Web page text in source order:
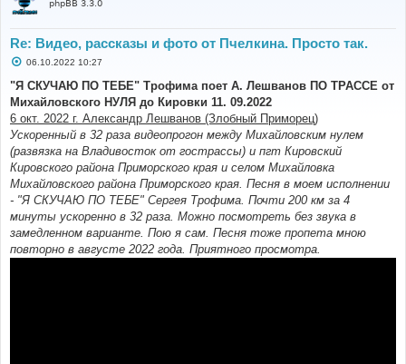
phpBB 3.3.0
Re: Видео, рассказы и фото от Пчелкина. Просто так.
С
о
б
щ
е
н
и
е
06.10.2022 10:27
"Я СКУЧАЮ ПО ТЕБЕ" Трофима поет А. Лешванов ПО ТРАССЕ от
Михайловского НУЛЯ до Кировки 11. 09.2022
6 окт. 2022 г. Александр Лешванов (Злобный Приморец)
Ускоренный в 32 раза видеопрогон между Михайловским нулем
(развязка на Владивосток от гострассы) и пгт Кировский
Кировского района Приморского края и селом Михайловка
Михайловского района Приморского края. Песня в моем исполнении
- "Я СКУЧАЮ ПО ТЕБЕ" Сергея Трофима. Почти 200 км за 4
минуты ускоренно в 32 раза. Можно посмотреть без звука в
замедленном варианте. Пою я сам. Песня тоже пропета мною
повторно в августе 2022 года. Приятного просмотра.